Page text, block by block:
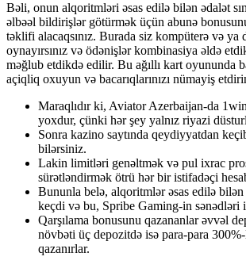
Bəli, onun alqoritmləri əsas edilə bilən ədalət
əlbəəl bildirişlər götürmək üçün abunə
təklifi alacaqsınız. Burada siz kompüterə və ya
oynayırsınız və ödənişlər kombinasiya əldə
məğlub etdikdə edilir. Bu ağıllı kart oyununda
açiqliq oxuyun və bacarıqlarınızı nümayiş
Maraqlıdır ki, Aviator Azerbaijan-da
yoxdur, çünki hər şey yalnız riyazi
Sonra kazino saytında qeydiyyatdan
bilərsiniz.
Lakin limitləri genəltmək və pul ixrac
sürətləndirmək ötrü hər bir istifadəçi
Bununla belə, alqoritmlər əsas edilə bilən
keçdi və bu, Spribe Gaming-in sənədləri
Qarşılama bonusunu qazananlar əvvəl
növbəti üç depozitdə isə para-para
qazanırlar.